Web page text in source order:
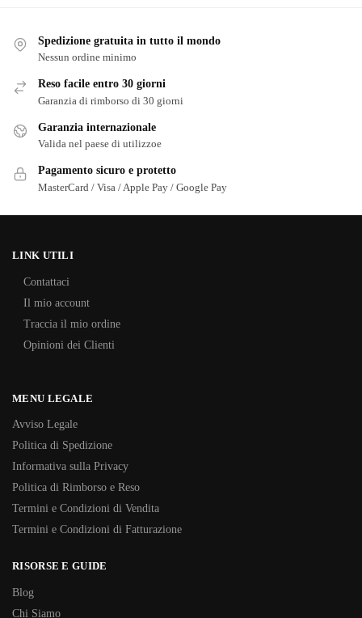
Spedizione gratuita in tutto il mondo
Nessun ordine minimo
Reso facile entro 30 giorni
Garanzia di rimborso di 30 giorni
Garanzia internazionale
Valida nel paese di utilizzoe
Pagamento sicuro e protetto
MasterCard / Visa / Apple Pay / Google Pay
LINK UTILI
Contattaci
Il mio account
Traccia il mio ordine
Opinioni dei Clienti
MENU LEGALE
Avviso Legale
Politica di Spedizione
Informativa sulla Privacy
Politica di Rimborso e Reso
Termini e Condizioni di Vendita
Termini e Condizioni di Fatturazione
RISORSE E GUIDE
Blog
Chi Siamo